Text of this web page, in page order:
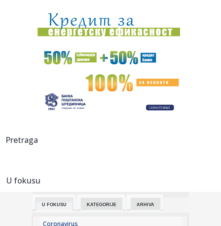
08:11:Kaucija za flaše i limenke u Srbiji: Kako će funkcionisati
depo...
08:08:Stručnjak upozorava: Ove navike mogu biti okidač za
probleme sa...
Mančester siti ima novog golmana: Svetski šampion
08:05:VIDEO: Test 2027 Chevrolet Bolt RS
08:00:
07:58: Sajns: "Bio sam u šoku"
Pretraga
U fokusu
U FOKUSU KATEGORIJE ARHIVA
Coronavirus